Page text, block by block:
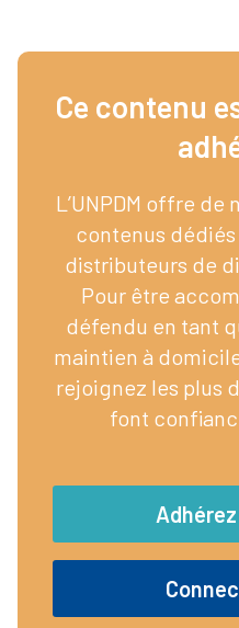
Ce contenu
L’UNPDM offre
contenus
distributeurs de
Pour être
défendu en tant
maintien à
rejoignez les plus
font
Adhérez